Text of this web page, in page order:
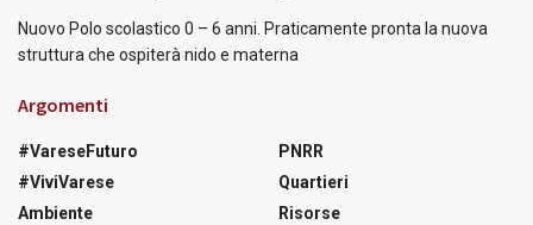
Nuovo Polo scolastico 0 – 6 anni. Praticamente pronta la nuova
struttura che ospiterà nido e materna
Argomenti
#VareseFuturo
#ViviVarese
Ambiente
PNRR
Quartieri
Risorse